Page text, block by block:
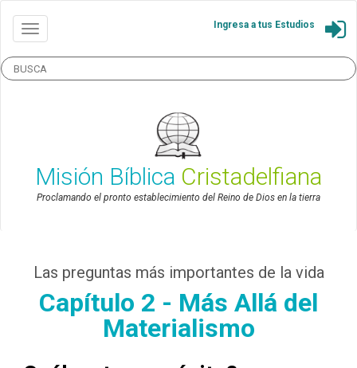
Ingresa a tus Estudios
Misión Bíblica Cristadelfiana
Proclamando el pronto establecimiento del Reino de Dios en la tierra
Las preguntas más importantes de la vida
Capítulo 2 - Más Allá del
Materialismo